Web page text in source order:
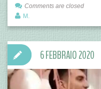
Comments are closed
M.
6 FEBBRAIO 2020